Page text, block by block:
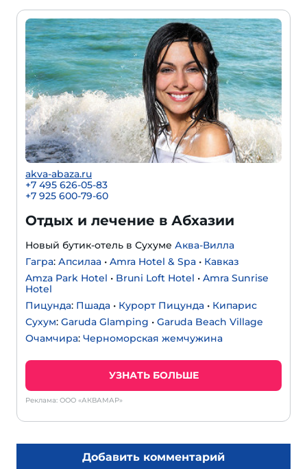
akva-abaza.ru
+7 495 626-05-83
+7 925 600-79-60
Отдых и лечение в Абхазии
Новый бутик-отель в Сухуме Аква-Вилла
Гагра: Апсилаа • Amra Hotel & Spa • Кавказ
Amza Park Hotel • Bruni Loft Hotel • Amra Sunrise
Hotel
Пицунда: Пшада • Курорт Пицунда • Кипарис
Сухум: Garuda Glamping • Garuda Beach Village
Очамчира: Черноморская жемчужина
УЗНАТЬ БОЛЬШЕ
Реклама: ООО «АКВАМАР»
Добавить комментарий